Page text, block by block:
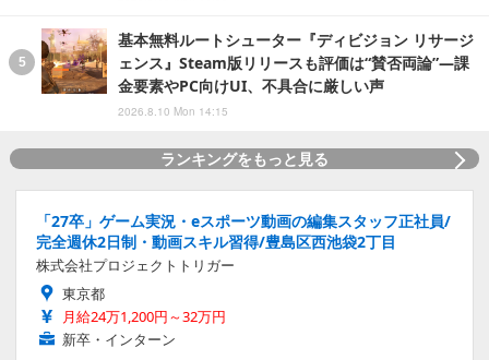
基本無料ルートシューター『ディビジョン リサージ
ェンス』Steam版リリースも評価は“賛否両論”―課
金要素やPC向けUI、不具合に厳しい声
2026.8.10 Mon 14:15
ランキングをもっと見る
「27卒」ゲーム実況・eスポーツ動画の編集スタッフ正社員/
完全週休2日制・動画スキル習得/豊島区西池袋2丁目
株式会社プロジェクトトリガー
東京都
月給24万1,200円～32万円
新卒・インターン